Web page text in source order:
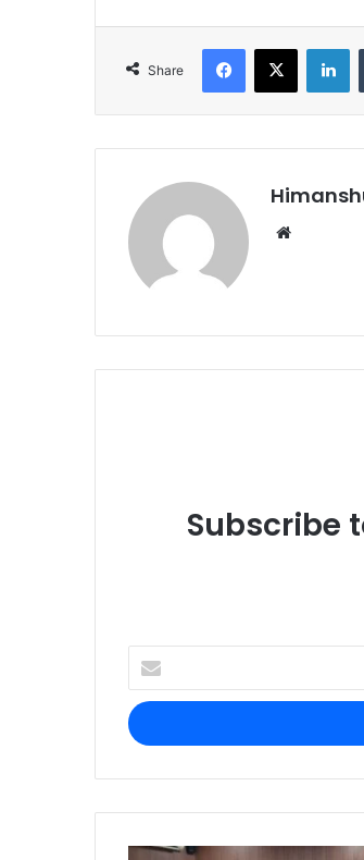
c
e
o
o
k
st
o
d
o
n
ai
l
ar
e
Share
Subscribe